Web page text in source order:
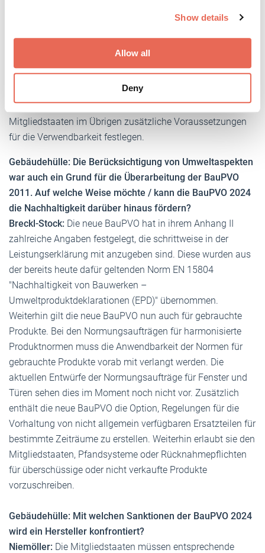
provide social media features and to analyse our traffic.
provided to them or that they’ve collected from your use
Weitere Informationen:Impressum Datenschutz
Show details
Allow all
Deny
bzw. dem Produktpass. Auf diese Weise gelangen auch
Anwendungsbereich einer harmonisierten Norm fallen,
sondern für die der Hersteller eine Europäische Zulassung
auf der Grundlage eines Europäischen
Bewertungsdokuments (EAD) beantragt, können die
Mitgliedstaaten im Übrigen zusätzliche Voraussetzungen
für die Verwendbarkeit festlegen.
Gebäudehülle: Die Berücksichtigung von Umweltaspekten
war auch ein Grund für die Überarbeitung der BauPVO
2011. Auf welche Weise möchte / kann die BauPVO 2024
die Nachhaltigkeit darüber hinaus fördern?
Breckl-Stock: Die neue BauPVO hat in ihrem Anhang II
zahlreiche Angaben festgelegt, die schrittweise in der
Leistungserklärung mit anzugeben sind. Diese wurden aus
der bereits heute dafür geltenden Norm EN 15804
"Nachhaltigkeit von Bauwerken –
Umweltproduktdeklarationen (EPD)" übernommen.
Weiterhin gilt die neue BauPVO nun auch für gebrauchte
Produkte. Bei den Normungsaufträgen für harmonisierte
Produktnormen muss die Anwendbarkeit der Normen für
gebrauchte Produkte vorab mit verlangt werden. Die
aktuellen Entwürfe der Normungsaufträge für Fenster und
Türen sehen dies im Moment noch nicht vor. Zusätzlich
enthält die neue BauPVO die Option, Regelungen für die
Vorhaltung von nicht allgemein verfügbaren Ersatzteilen für
bestimmte Zeiträume zu erstellen. Weiterhin erlaubt sie den
Mitgliedstaaten, Pfandsysteme oder Rücknahmepflichten
für überschüssige oder nicht verkaufte Produkte
vorzuschreiben.
Gebäudehülle: Mit welchen Sanktionen der BauPVO 2024
wird ein Hersteller konfrontiert?
Niemöller: Die Mitgliedstaaten müssen entsprechende